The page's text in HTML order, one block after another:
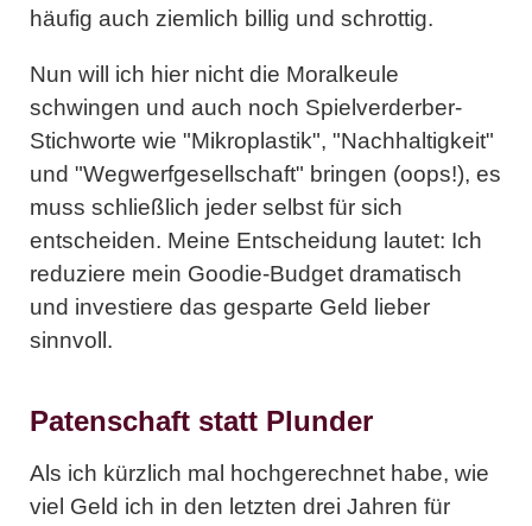
häufig auch ziemlich billig und schrottig.
Nun will ich hier nicht die Moralkeule
schwingen und auch noch Spielverderber-
Stichworte wie "Mikroplastik", "Nachhaltigkeit"
und "Wegwerfgesellschaft" bringen (oops!), es
muss schließlich jeder selbst für sich
entscheiden. Meine Entscheidung lautet: Ich
reduziere mein Goodie-Budget dramatisch
und investiere das gesparte Geld lieber
sinnvoll.
Patenschaft statt Plunder
Als ich kürzlich mal hochgerechnet habe, wie
viel Geld ich in den letzten drei Jahren für